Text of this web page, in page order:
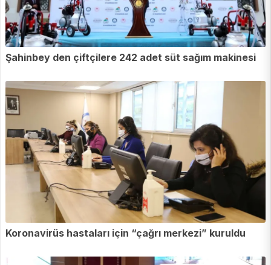
Şahinbey den çiftçilere 242 adet süt sağım makinesi
Koronavirüs hastaları için “çağrı merkezi” kuruldu